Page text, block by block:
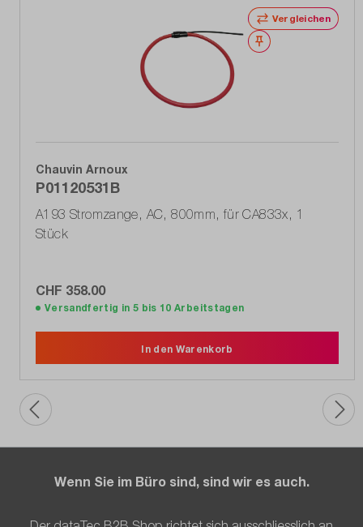
Vergleichen
Merken
Chauvin Arnoux
P01120531B
A193 Stromzange, AC, 800mm, für CA833x, 1
Stück
CHF 358.00
Versandfertig in 5 bis 10 Arbeitstagen
In den Warenkorb
Wenn Sie im Büro sind, sind wir es auch.